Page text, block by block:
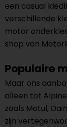
een casual
verschillende
motor
shop van
Populaire
Maar ons
alleen tot
zoals Motul,
zijn